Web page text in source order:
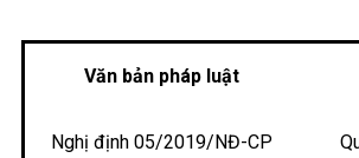
Văn bản pháp luật
Nghị định 05/2019/NĐ-CP